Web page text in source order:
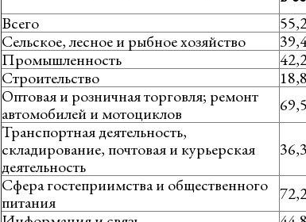
Всего
Сельское, лесное и рыбное хозяйство
Промышленность
Строительство
18,8
Оптовая и розничная торговля; ремонт
автомобилей и мотоциклов
69,5
Транспортная деятельность,
складирование, почтовая и курьерская
деятельность
36,3
Сфера гостеприимства и общественного
питания